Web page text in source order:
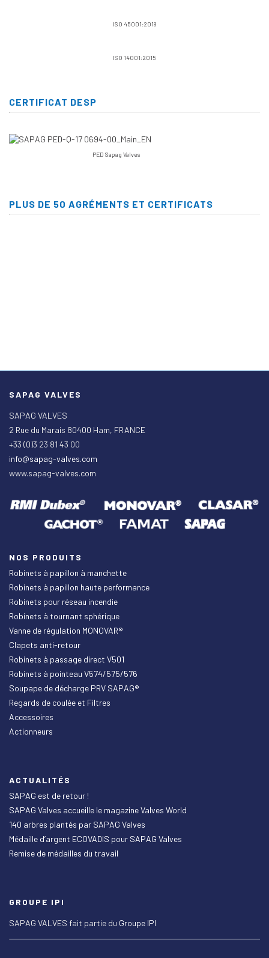
ISO 45001:2018
ISO 14001:2015
CERTIFICAT DESP
PED Sapag Valves
PLUS DE 50 AGRÉMENTS ET CERTIFICATS
SAPAG VALVES
SAPAG VALVES
2 Rue du Marais 80400 Ham, FRANCE
+33 (0)3 23 81 43 00
info@sapag-valves.com
www.sapag-valves.com
NOS PRODUITS
Robinets à papillon à manchette
Robinets à papillon haute performance
Robinets pour réseau incendie
Robinets à tournant sphérique
Vanne de régulation MONOVAR®
Clapets anti-retour
Robinets à passage direct V501
Robinets à pointeau V574/575/576
Soupape de décharge PRV SAPAG®
Regards de coulée et Filtres
Accessoires
Actionneurs
ACTUALITÉS
SAPAG est de retour !
SAPAG Valves accueille le magazine Valves World
140 arbres plantés par SAPAG Valves
Médaille d’argent ECOVADIS pour SAPAG Valves
Remise de médailles du travail
GROUPE IPI
SAPAG VALVES fait partie du Groupe IPI